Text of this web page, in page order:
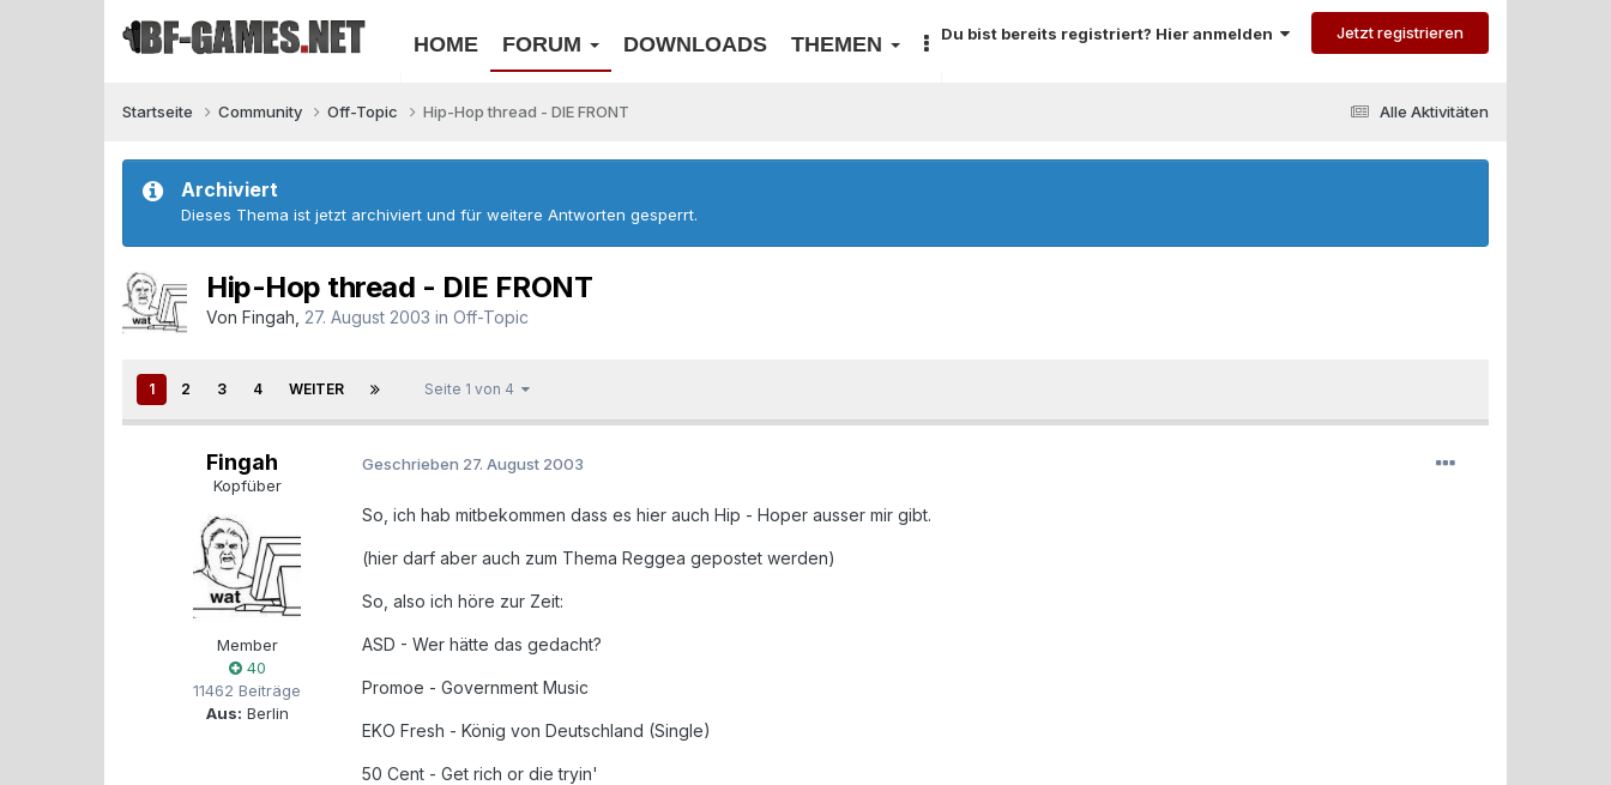
HOME FORUM DOWNLOADS THEMEN Du bist bereits registriert? Hier anmelden Jetzt registrieren
Alle Aktivitäten
Startseite Community Off-Topic Hip-Hop thread - DIE FRONT
Archiviert
Dieses Thema ist jetzt archiviert und für weitere Antworten gesperrt.
Hip-Hop thread - DIE FRONT
Von Fingah 27. August 2003 in Off-Topic
1 2 3 4 WEITER Seite 1 von 4
Fingah
Kopfüber
Member
40
11462 Beiträge
Aus: Berlin
Geschrieben 27. August 2003
So, ich hab mitbekommen dass es hier auch Hip - Hoper ausser mir gibt.
(hier darf aber auch zum Thema Reggea gepostet werden)
So, also ich höre zur Zeit:
ASD - Wer hätte das gedacht?
Promoe - Government Music
EKO Fresh - König von Deutschland (Single)
50 Cent - Get rich or die tryin'